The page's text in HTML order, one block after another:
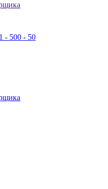
- 500 - 50